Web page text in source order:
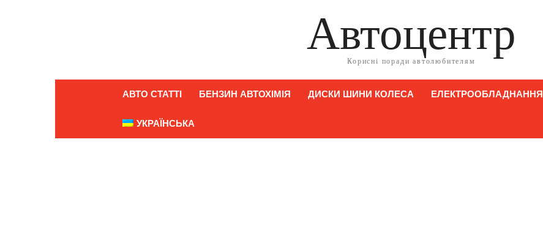
Автоцентр
Корисні поради автолюбителям
АВТО СТАТТІ БЕНЗИН АВТОХІМІЯ ДИСКИ ШИНИ КОЛЕСА ЕЛЕКТРООБЛАДНАННЯ
УКРАЇНСЬКА